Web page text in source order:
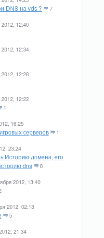
DNS на vds ? 7
12:40
12:34
12:28
12:22
1
16:25
серверов 1
23:24
Историю домена, его
dns
8
2012, 13:40
2012, 02:13
5
21:34